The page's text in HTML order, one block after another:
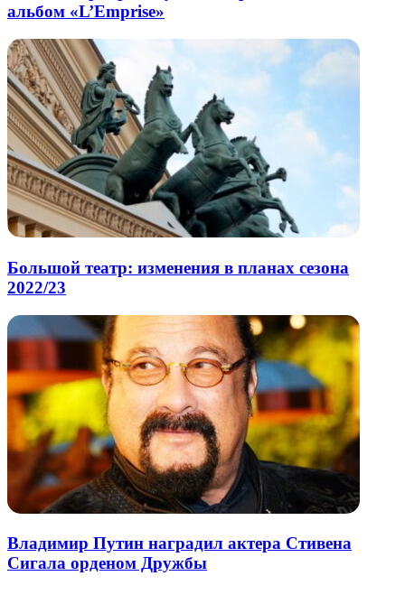
альбом «L’Emprise»
Большой театр: изменения в планах сезона
2022/23
Владимир Путин наградил актера Стивена
Сигала орденом Дружбы